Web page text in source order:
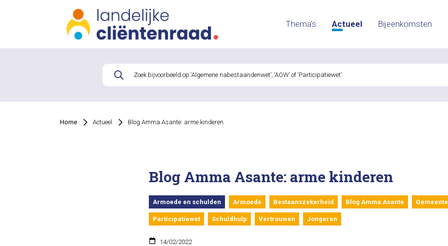
Thema's Actueel Bijeenkomsten
Home Actueel Blog Amma Asante: arme kinderen
Blog Amma Asante: arme kinderen
Armoede en schulden Armoede Bestaanszekerheid Blog Amma Asante Gemeente
Participatiewet Schuldhulp Vertrouwen Jongeren
14/02/2022